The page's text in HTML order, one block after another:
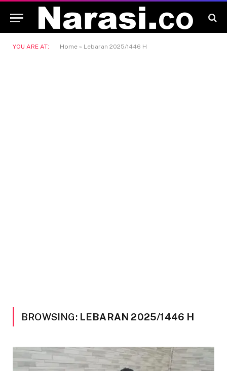
YOU ARE AT: Home » Lebaran 2025/1446 H
BROWSING: LEBARAN 2025/1446 H